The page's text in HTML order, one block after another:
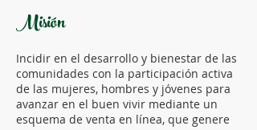
Misión
Incidir en el desarrollo y bienestar de las
comunidades con la participación activa
de las mujeres, hombres y jóvenes para
avanzar en el buen vivir mediante un
esquema de venta en línea, que genere